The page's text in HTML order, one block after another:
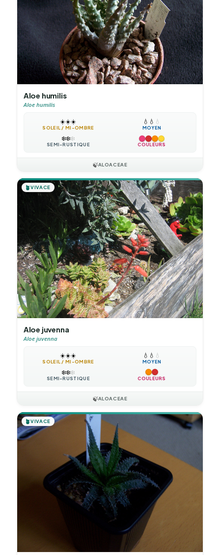
Aloe humilis
Aloe humilis
☀️☀️☀️
SOLEIL / MI-OMBRE
💧 💧 💧
MOYEN
❄️❄️❄️
SEMI-RUSTIQUE COULEURS
🍃ALOACEAE
🪴VIVACE
Aloe juvenna
Aloe juvenna
☀️☀️☀️
SOLEIL / MI-OMBRE
💧 💧 💧
MOYEN
❄️❄️❄️
SEMI-RUSTIQUE COULEURS
🍃ALOACEAE
🪴VIVACE